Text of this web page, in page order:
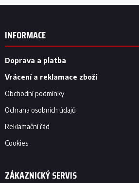
Z
INFORMACE
Doprava a platba
Vrácení a reklamace zboží
Obchodní podmínky
Ochrana osobních údajů
Reklamační řád
Cookies